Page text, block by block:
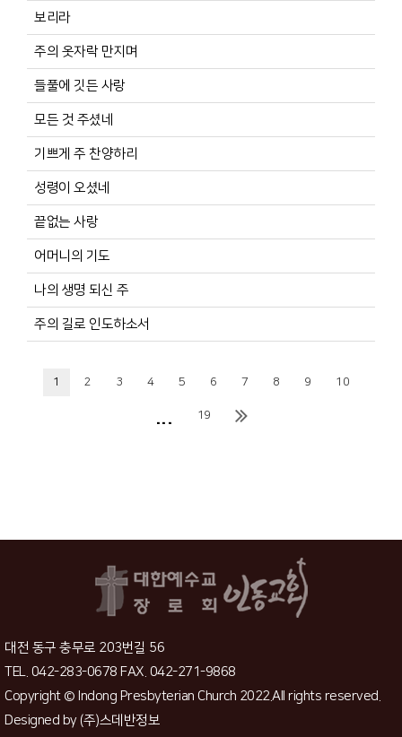
보리라
주의 옷자락 만지며
들풀에 깃든 사랑
모든 것 주셨네
기쁘게 주 찬양하리
성령이 오셨네
끝없는 사랑
어머니의 기도
나의 생명 되신 주
주의 길로 인도하소서
1 2 3 4 5 6 7 8 9 10
... 19
대전 동구 충무로 203번길 56
TEL. 042-283-0678 FAX. 042-271-9868
Copyright © Indong Presbyterian Church 2022.All rights reserved.
Designed by(주)스데반정보